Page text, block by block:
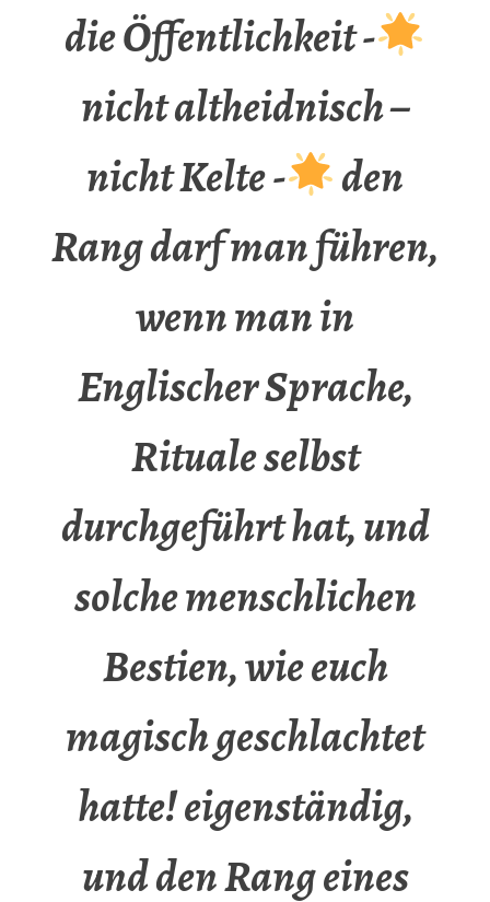
die Öffentlichkeit -
nicht altheidnisch –
nicht Kelte -
den
Rang darf man führen,
wenn man in
Englischer Sprache,
Rituale selbst
durchgeführt hat, und
solche menschlichen
Bestien, wie euch
magisch geschlachtet
hatte! eigenständig,
und den Rang eines